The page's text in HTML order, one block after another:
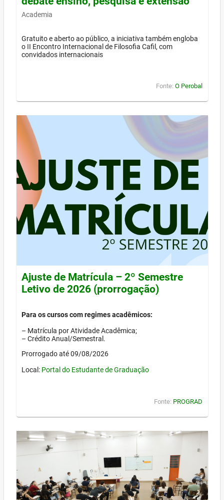
Academia
Gratuito e aberto ao público, a iniciativa também engloba
o II Encontro Internacional de Filosofia Cafil, com
convidados internacionais
Fonte: O Perobal
Ajuste de Matrícula – 2º Semestre
Letivo de 2026 (prorrogação)
Para os cursos com regimes acadêmicos:
– Matrícula por Atividade Acadêmica;
– Crédito Anual/Semestral.
Prorrogado até 09/08/2026
Local: Portal do Estudante de Graduação
Fonte: PROGRAD